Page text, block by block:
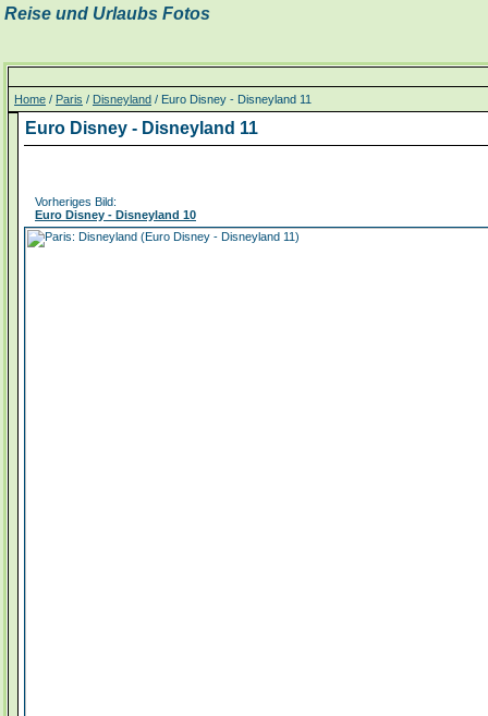
Reise und Urlaubs Fotos
Home / Paris / Disneyland / Euro Disney - Disneyland 11
Euro Disney - Disneyland 11
Vorheriges Bild:
Euro Disney - Disneyland 10